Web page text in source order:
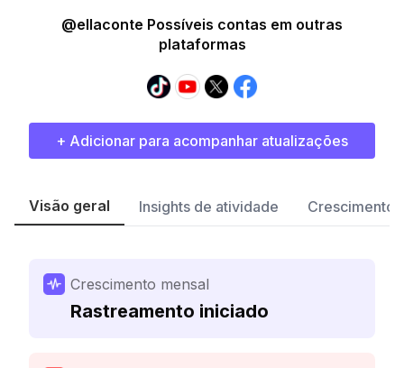
@ellaconte Possíveis contas em outras
plataformas
+ Adicionar para acompanhar atualizações
Visão geral Insights de atividade Crescimento
Crescimento mensal
Rastreamento iniciado